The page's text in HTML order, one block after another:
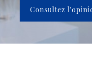
Consultez